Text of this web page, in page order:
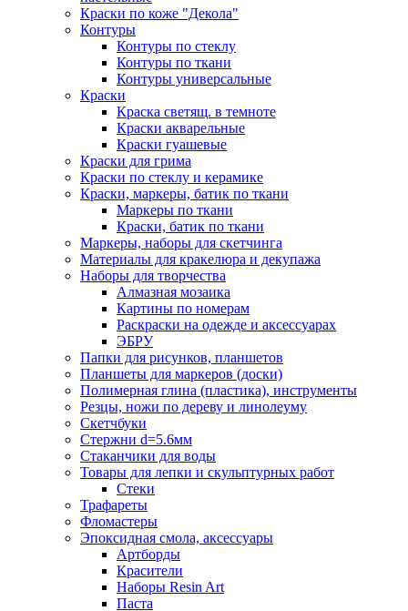
Краски по коже "Декола"
Контуры
Контуры по стеклу
Контуры по ткани
Контуры универсальные
Краски
Краска светящ. в темноте
Краски акварельные
Краски гуашевые
Краски для грима
Краски по стеклу и керамике
Краски, маркеры, батик по ткани
Маркеры по ткани
Краски, батик по ткани
Маркеры, наборы для скетчинга
Материалы для кракелюра и декупажа
Наборы для творчества
Алмазная мозаика
Картины по номерам
Раскраски на одежде и аксессуарах
ЭБРУ
Папки для рисунков, планшетов
Планшеты для маркеров (доски)
Полимерная глина (пластика), инструменты
Резцы, ножи по дереву и линолеуму
Скетчбуки
Стержни d=5.6мм
Стаканчики для воды
Товары для лепки и скульптурных работ
Стеки
Трафареты
Фломастеры
Эпоксидная смола, аксессуары
Артборды
Красители
Наборы Resin Art
Паста